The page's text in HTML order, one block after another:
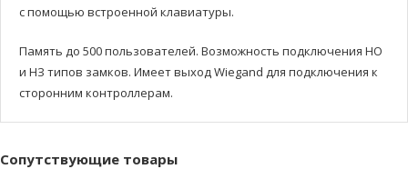
с помощью встроенной клавиатуры.
Память до 500 пользователей. Возможность подключения НО
и НЗ типов замков. Имеет выход Wiegand для подключения к
сторонним контроллерам.
Сопутствующие товары